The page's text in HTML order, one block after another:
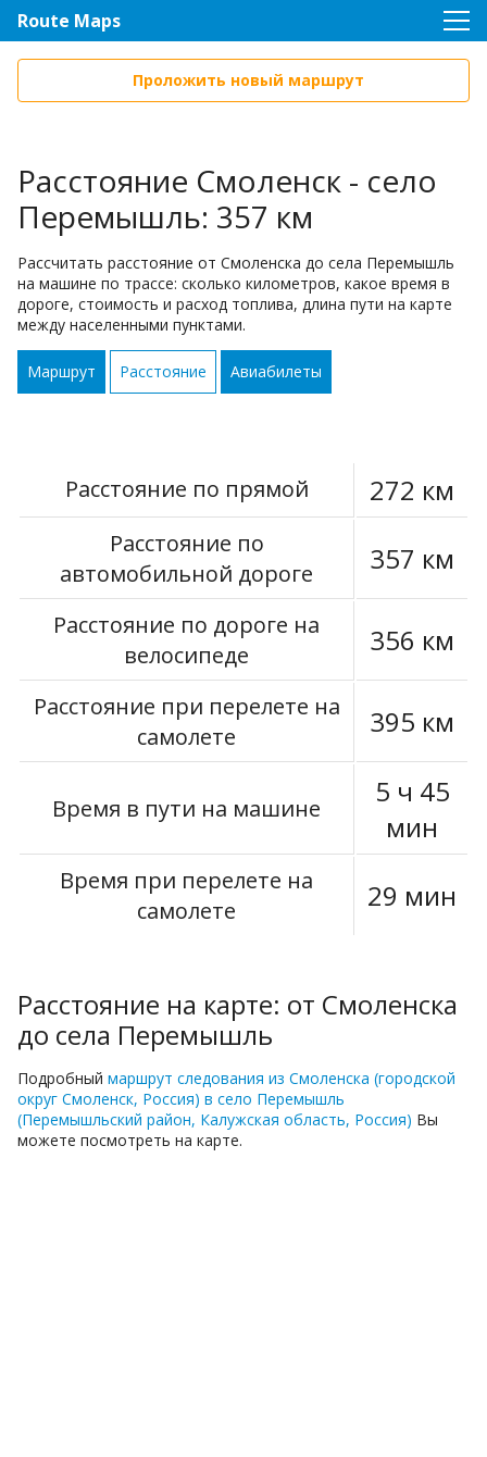
Route Maps
Проложить новый маршрут
Расстояние Смоленск - село
Перемышль: 357 км
Рассчитать расстояние от Смоленска до села Перемышль
на машине по трассе: сколько километров, какое время в
дороге, стоимость и расход топлива, длина пути на карте
между населенными пунктами.
Маршрут Расстояние Авиабилеты
Расстояние по прямой 272 км
Расстояние по
автомобильной дороге
357 км
Расстояние по дороге на
велосипеде
356 км
Расстояние при перелете на
самолете
395 км
Время в пути на машине
5 ч 45
мин
Время при перелете на
самолете
29 мин
Расстояние на карте: от Смоленска
до села Перемышль
Подробный маршрут следования из Смоленска (городской
округ Смоленск, Россия) в село Перемышль
(Перемышльский район, Калужская область, Россия) Вы
можете посмотреть на карте.